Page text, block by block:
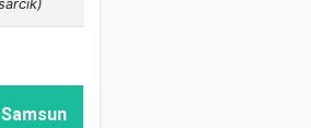
Samsun